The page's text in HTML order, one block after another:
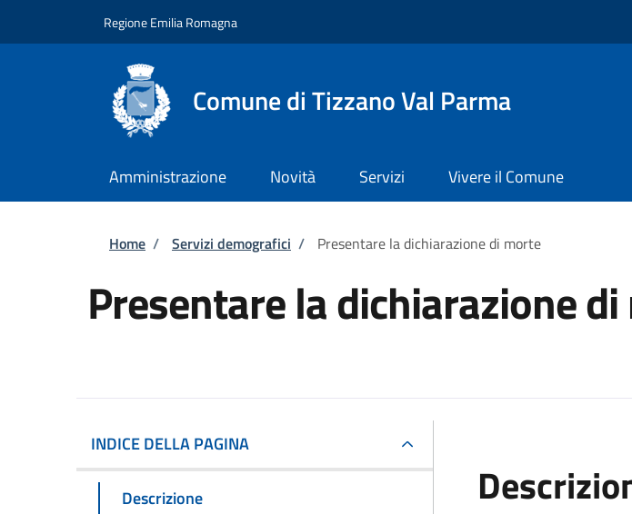
Regione Emilia Romagna
Comune di Tizzano Val Parma
Amministrazione Novità Servizi Vivere il Comune
Briciole di pane
Home / Servizi demografici / Presentare la dichiarazione di morte
Presentare la dichiarazione
INDICE DELLA PAGINA
Descrizione